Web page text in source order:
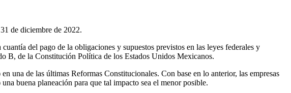
de diciembre de 2022.
del pago de la obligaciones y supuestos previstos en las leyes federales y
B, de la Constitución Política de los Estados Unidos Mexicanos.
una de las últimas Reformas Constitucionales. Con base en lo anterior, las empresas
buena planeación para que tal impacto sea el menor posible.